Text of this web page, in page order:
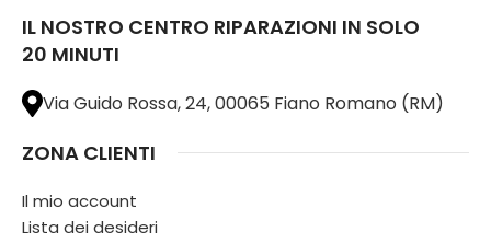
IL NOSTRO CENTRO RIPARAZIONI IN SOLO
20 MINUTI
Via Guido Rossa, 24, 00065 Fiano Romano (RM)
ZONA CLIENTI
Il mio account
Lista dei desideri